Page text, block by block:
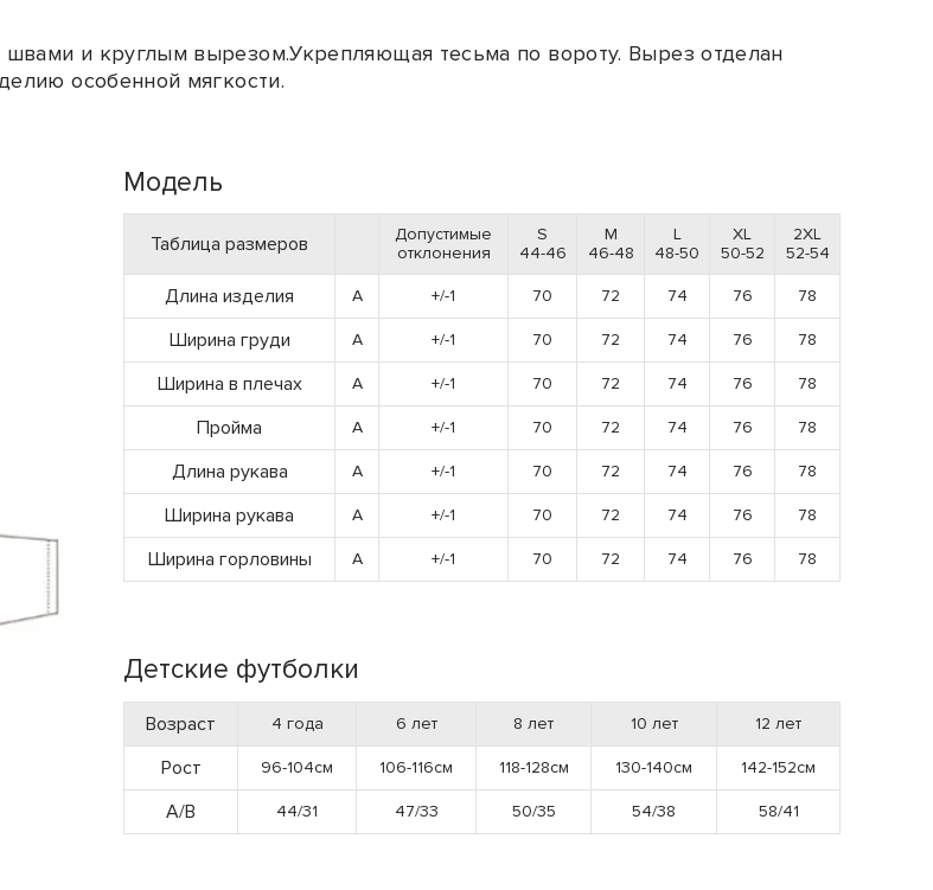
и круглым вырезом.Укрепляющая тесьма по вороту. Вырез отделан
особенной мягкости.
Модель
Таблица размеров
Допустимые
отклонения
S
44-46
M
46-48
L
48-50
XL
50-52
2XL
52-54
Длина изделия A +/-1 70 72 74 76 78
Ширина груди A +/-1 70 72 74 76 78
Ширина в плечах A +/-1 70 72 74 76 78
Пройма A +/-1 70 72 74 76 78
Длина рукава A +/-1 70 72 74 76 78
Ширина рукава A +/-1 70 72 74 76 78
Ширина горловины A +/-1 70 72 74 76 78
Детские футболки
Возраст 4 года 6 лет 8 лет 10 лет 12 лет
Рост 96-104см 106-116см 118-128см 130-140см 142-152см
А/В 44/31 47/33 50/35 54/38 58/41